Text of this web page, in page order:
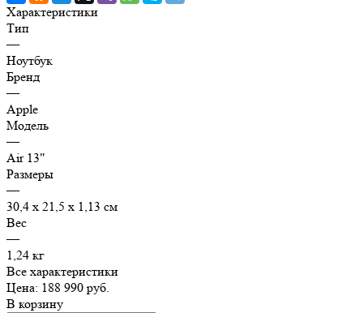
Характеристики
Тип
—
Ноутбук
Бренд
—
Apple
Модель
—
Air 13"
Размеры
—
30,4 х 21,5 х 1,13 см
Вес
—
1,24 кг
Все характеристики
Цена: 188 990 руб.
В корзину